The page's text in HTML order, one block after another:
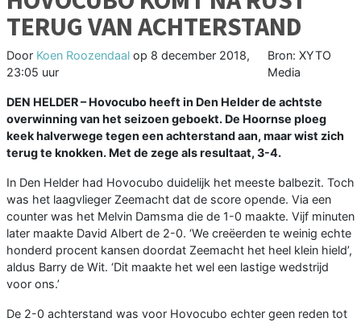
TERUG VAN ACHTERSTAND
Door Koen Roozendaal op 8 december 2018,
23:05 uur
Bron: XYTO
Media
DEN HELDER –Hovocubo heeft in Den Helder de achtste
overwinning van het seizoen geboekt. De Hoornse ploeg
keek halverwege tegen een achterstand aan, maar wist zich
terug te knokken. Met de zege als resultaat, 3-4.
In Den Helder had Hovocubo duidelijk het meeste balbezit. Toch
was het laagvlieger Zeemacht dat de score opende. Via een
counter was het Melvin Damsma die de 1-0 maakte. Vijf minuten
later maakte David Albert de 2-0. ‘We creëerden te weinig echte
honderd procent kansen doordat Zeemacht het heel klein hield’,
aldus Barry de Wit. ‘Dit maakte het wel een lastige wedstrijd
voor ons.’
De 2-0 achterstand was voor Hovocubo echter geen reden tot